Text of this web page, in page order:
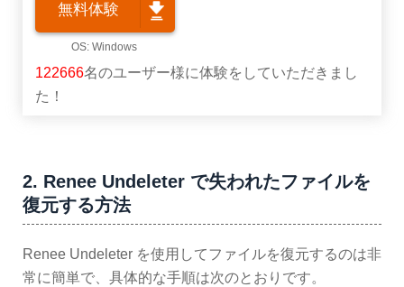
無料体験
122666名のユーザー様に体験をしていただきまし
た！
2. Renee Undeleter で失われたファイルを
復元する方法
Renee Undeleter を使用してファイルを復元するのは非
常に簡単で、具体的な手順は次のとおりです。